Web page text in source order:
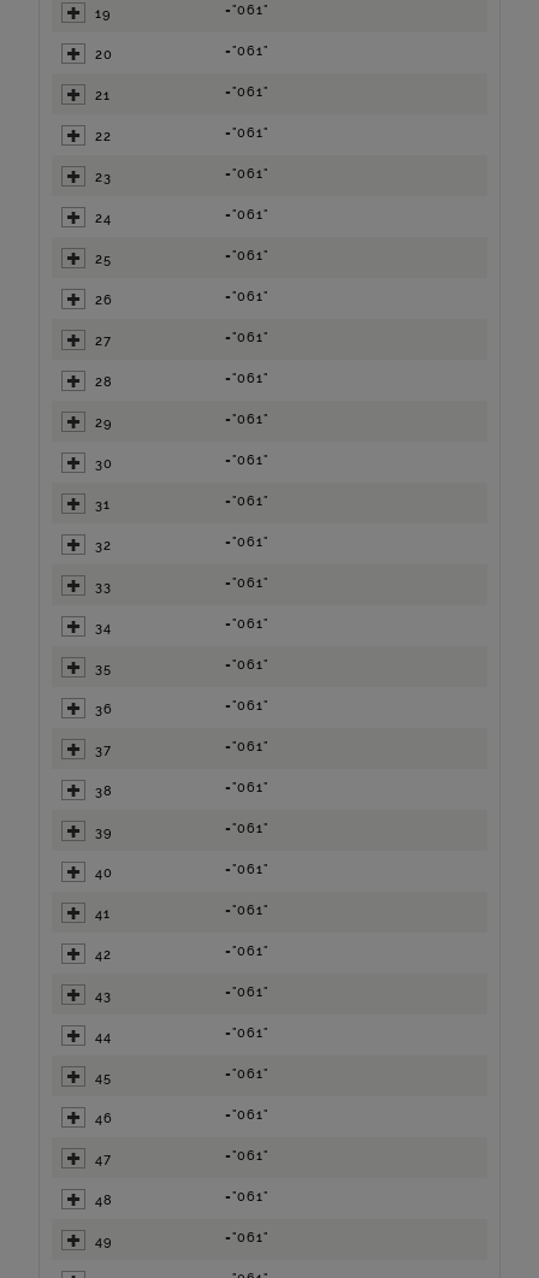
19 ="061"
20 ="061"
21 ="061"
22 ="061"
23 ="061"
24 ="061"
25 ="061"
26 ="061"
27 ="061"
28 ="061"
29 ="061"
30 ="061"
31 ="061"
32 ="061"
33 ="061"
34 ="061"
35 ="061"
36 ="061"
37 ="061"
38 ="061"
39 ="061"
40 ="061"
41 ="061"
42 ="061"
43 ="061"
44 ="061"
45 ="061"
46 ="061"
47 ="061"
48 ="061"
49 ="061"